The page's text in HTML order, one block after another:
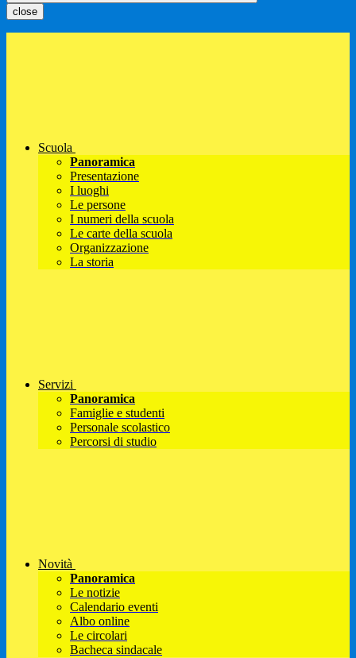
close
Scuola
Panoramica
Presentazione
I luoghi
Le persone
I numeri della scuola
Le carte della scuola
Organizzazione
La storia
Servizi
Panoramica
Famiglie e studenti
Personale scolastico
Percorsi di studio
Novità
Panoramica
Le notizie
Calendario eventi
Albo online
Le circolari
Bacheca sindacale